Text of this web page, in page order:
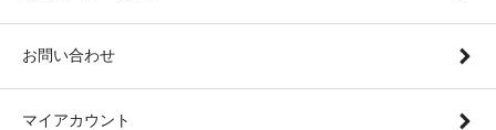
お問い合わせ
マイアカウント